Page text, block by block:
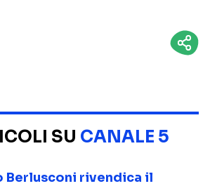
SU CANALE 5
Berlusconi rivendica il